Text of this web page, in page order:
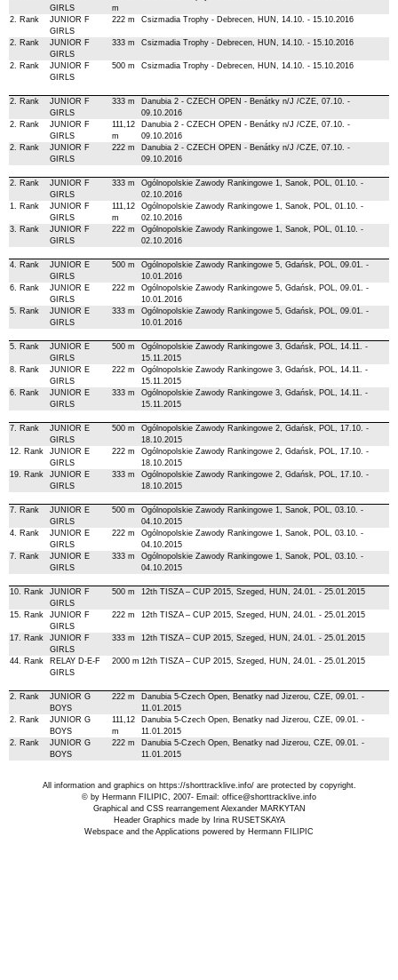
GIRLS
m
2. Rank
JUNIOR F
GIRLS
222 m Csizmadia Trophy - Debrecen, HUN, 14.10. - 15.10.2016
2. Rank
JUNIOR F
GIRLS
333 m Csizmadia Trophy - Debrecen, HUN, 14.10. - 15.10.2016
2. Rank
JUNIOR F
GIRLS
500 m Csizmadia Trophy - Debrecen, HUN, 14.10. - 15.10.2016
2. Rank
JUNIOR F
GIRLS
333 m
Danubia 2 - CZECH OPEN - Benátky n/J /CZE, 07.10. -
09.10.2016
2. Rank
JUNIOR F
GIRLS
111,12
m
Danubia 2 - CZECH OPEN - Benátky n/J /CZE, 07.10. -
09.10.2016
2. Rank
JUNIOR F
GIRLS
222 m
Danubia 2 - CZECH OPEN - Benátky n/J /CZE, 07.10. -
09.10.2016
2. Rank
JUNIOR F
GIRLS
333 m
Ogólnopolskie Zawody Rankingowe 1, Sanok, POL, 01.10. -
02.10.2016
1. Rank
JUNIOR F
GIRLS
111,12
m
Ogólnopolskie Zawody Rankingowe 1, Sanok, POL, 01.10. -
02.10.2016
3. Rank
JUNIOR F
GIRLS
222 m
Ogólnopolskie Zawody Rankingowe 1, Sanok, POL, 01.10. -
02.10.2016
4. Rank
JUNIOR E
GIRLS
500 m
Ogólnopolskie Zawody Rankingowe 5, Gdańsk, POL, 09.01. -
10.01.2016
6. Rank
JUNIOR E
GIRLS
222 m
Ogólnopolskie Zawody Rankingowe 5, Gdańsk, POL, 09.01. -
10.01.2016
5. Rank
JUNIOR E
GIRLS
333 m
Ogólnopolskie Zawody Rankingowe 5, Gdańsk, POL, 09.01. -
10.01.2016
5. Rank
JUNIOR E
GIRLS
500 m
Ogólnopolskie Zawody Rankingowe 3, Gdańsk, POL, 14.11. -
15.11.2015
8. Rank
JUNIOR E
GIRLS
222 m
Ogólnopolskie Zawody Rankingowe 3, Gdańsk, POL, 14.11. -
15.11.2015
6. Rank
JUNIOR E
GIRLS
333 m
Ogólnopolskie Zawody Rankingowe 3, Gdańsk, POL, 14.11. -
15.11.2015
7. Rank
JUNIOR E
GIRLS
500 m
Ogólnopolskie Zawody Rankingowe 2, Gdańsk, POL, 17.10. -
18.10.2015
12. Rank
JUNIOR E
GIRLS
222 m
Ogólnopolskie Zawody Rankingowe 2, Gdańsk, POL, 17.10. -
18.10.2015
19. Rank
JUNIOR E
GIRLS
333 m
Ogólnopolskie Zawody Rankingowe 2, Gdańsk, POL, 17.10. -
18.10.2015
7. Rank
JUNIOR E
GIRLS
500 m
Ogólnopolskie Zawody Rankingowe 1, Sanok, POL, 03.10. -
04.10.2015
4. Rank
JUNIOR E
GIRLS
222 m
Ogólnopolskie Zawody Rankingowe 1, Sanok, POL, 03.10. -
04.10.2015
7. Rank
JUNIOR E
GIRLS
333 m
Ogólnopolskie Zawody Rankingowe 1, Sanok, POL, 03.10. -
04.10.2015
10. Rank
JUNIOR F
GIRLS
500 m 12th TISZA – CUP 2015, Szeged, HUN, 24.01. - 25.01.2015
15. Rank
JUNIOR F
GIRLS
222 m 12th TISZA – CUP 2015, Szeged, HUN, 24.01. - 25.01.2015
17. Rank
JUNIOR F
GIRLS
333 m 12th TISZA – CUP 2015, Szeged, HUN, 24.01. - 25.01.2015
44. Rank
RELAY D-E-F
GIRLS
2000 m 12th TISZA – CUP 2015, Szeged, HUN, 24.01. - 25.01.2015
2. Rank
JUNIOR G
BOYS
222 m
Danubia 5-Czech Open, Benatky nad Jizerou, CZE, 09.01. -
11.01.2015
2. Rank
JUNIOR G
BOYS
111,12
m
Danubia 5-Czech Open, Benatky nad Jizerou, CZE, 09.01. -
11.01.2015
2. Rank
JUNIOR G
BOYS
222 m
Danubia 5-Czech Open, Benatky nad Jizerou, CZE, 09.01. -
11.01.2015
All information and graphics on https://shorttracklive.info/are protected by copyright.
© by Hermann FILIPIC, 2007- Email: office@shorttracklive.info
Graphical and CSS rearrangement Alexander MARKYTAN
Header Graphics made by Irina RUSETSKAYA
Webspace and the Applications powered by Hermann FILIPIC